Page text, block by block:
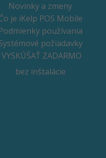
Novinky a zmeny
je iKelp POS Mobile
Podmienky používania
požiadavky
VYSKÚŠAŤ ZADARMO
bez inštalácie